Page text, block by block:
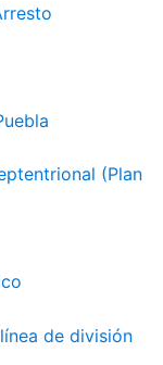
(Plan
de división